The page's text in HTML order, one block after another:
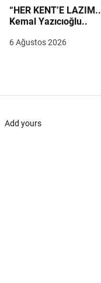
“HER KENT’E LAZIM.. ”Mehmet
Kemal Yazıcıoğlu..
6 Ağustos 2026
Add yours